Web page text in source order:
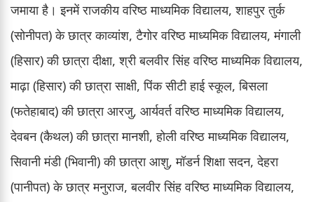
जमाया है। इनमें राजकीय वरिष्ठ माध्यमिक विद्यालय, शाहपुर तुर्क
(सोनीपत) के छात्र काव्यांश, टैगोर वरिष्ठ माध्यमिक विद्यालय, मंगाली
(हिसार) की छात्रा दीक्षा, श्री बलवीर सिंह वरिष्ठ माध्यमिक विद्यालय,
माढ़ा (हिसार) की छात्रा साक्षी, पिंक सीटी हाई स्कूल, बिसला
(फतेहाबाद) की छात्रा आरजु, आर्यवर्त वरिष्ठ माध्यमिक विद्यालय,
देवबन (कैथल) की छात्रा मानशी, होली वरिष्ठ माध्यमिक विद्यालय,
सिवानी मंडी (भिवानी) की छात्रा आशु, मॉडर्न शिक्षा सदन, देहरा
(पानीपत) के छात्र मनुराज, बलवीर सिंह वरिष्ठ माध्यमिक विद्यालय,